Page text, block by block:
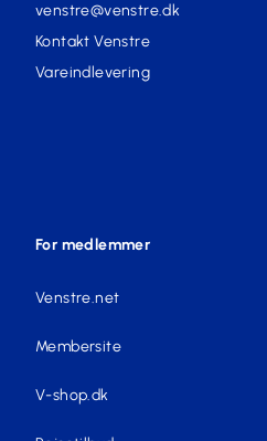
venstre@venstre.dk
Kontakt Venstre
Vareindlevering
For medlemmer
Venstre.net
Membersite
V-shop.dk